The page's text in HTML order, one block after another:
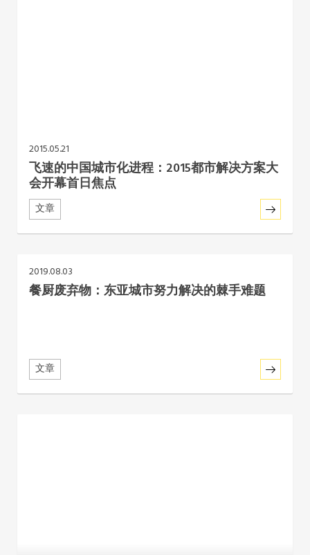
2015.05.21
飞速的中国城市化进程：2015都市解决方案大
会开幕首日焦点
文章
2019.08.03
餐厨废弃物：东亚城市努力解决的棘手难题
文章